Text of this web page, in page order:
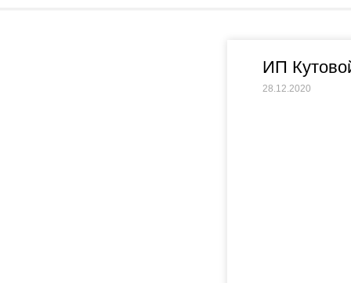
ИП
28.12.2020